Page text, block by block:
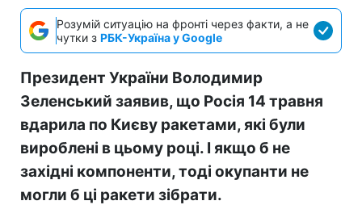
Розумій ситуацію на фронті через факти, а не
чутки з РБК-Україна у Google
Президент України Володимир
Зеленський заявив, що Росія 14 травня
вдарила по Києву ракетами, які були
вироблені в цьому році. І якщо б не
західні компоненти, тоді окупанти не
могли б ці ракети зібрати.